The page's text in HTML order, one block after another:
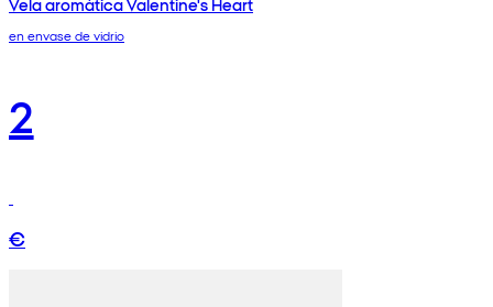
Vela aromática Valentine's Heart
en envase de vidrio
2
€